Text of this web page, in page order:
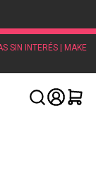
SIN INTERÉS | MAKE